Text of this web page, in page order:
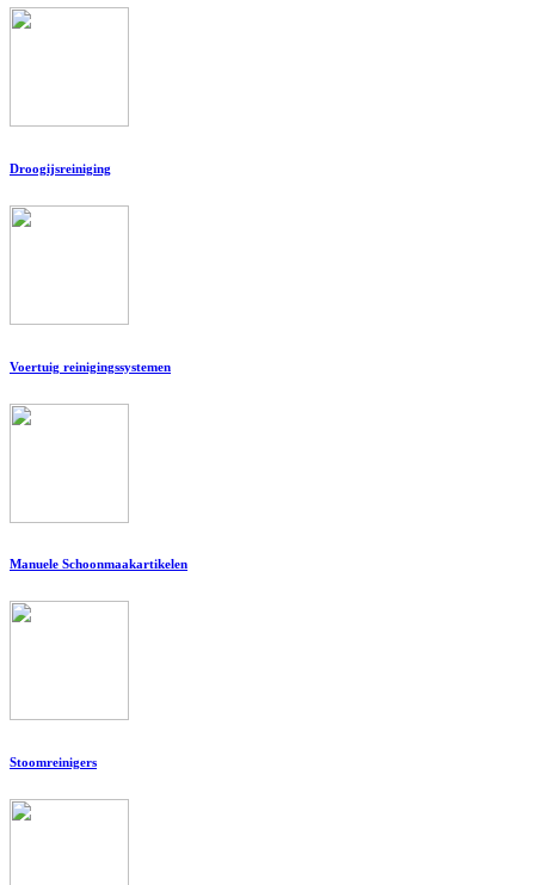
Droogijsreiniging
Voertuig reinigingssystemen
Manuele Schoonmaakartikelen
Stoomreinigers